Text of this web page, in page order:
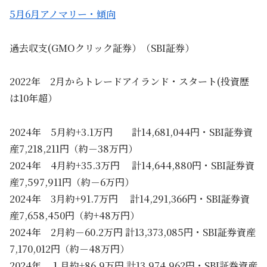
5月6月アノマリー・傾向
過去収支(GMOクリック証券）（SBI証券）
2022年 2月からトレードアイランド・スタート(投資歴
は10年超）
2024年 5月約+3.1万円 計14,681,044円・SBI証券資
産7,218,211円（約－38万円）
2024年 4月約+35.3万円 計14,644,880円・SBI証券資
産7,597,911円（約－6万円）
2024年 3月約+91.7万円 計14,291,366円・SBI証券資
産7,658,450円（約+48万円）
2024年 2月約－60.2万円 計13,373,085円・SBI証券資産
7,170,012円（約－48万円）